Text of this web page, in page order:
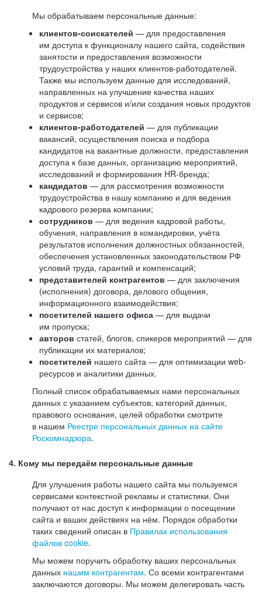
Мы обрабатываем персональные данные:
клиентов-соискателей — для предоставления
им доступа к функционалу нашего сайта, содействия
занятости и предоставления возможности
трудоустройства у наших клиентов-работодателей.
Также мы используем данные для исследований,
направленных на улучшение качества наших
продуктов и сервисов и/или создания новых продуктов
и сервисов;
клиентов-работодателей — для публикации
вакансий, осуществления поиска и подбора
кандидатов на вакантные должности, предоставления
доступа к базе данных, организацию мероприятий,
исследований и формирования HR-бренда;
кандидатов — для рассмотрения возможности
трудоустройства в нашу компанию и для ведения
кадрового резерва компании;
сотрудников — для ведения кадровой работы,
обучения, направления в командировки, учёта
результатов исполнения должностных обязанностей,
обеспечения установленных законодательством РФ
условий труда, гарантий и компенсаций;
представителей контрагентов — для заключения
(исполнения) договора, делового общения,
информационного взаимодействия;
посетителей нашего офиса — для выдачи
им пропуска;
авторов статей, блогов, спикеров мероприятий — для
публикации их материалов;
посетителей нашего сайта — для оптимизации web-
ресурсов и аналитики данных.
Полный список обрабатываемых нами персональных
данных с указанием субъектов, категорий данных,
правового основания, целей обработки смотрите
в нашем Реестре персональных данных на сайте
Роскомнадзора.
4. Кому мы передаём персональные данные
Для улучшения работы нашего сайта мы пользуемся
сервисами контекстной рекламы и статистики. Они
получают от нас доступ к информации о посещении
сайта и ваших действиях на нём. Порядок обработки
таких сведений описан в Правилах использования
файлов cookie.
Мы можем поручить обработку ваших персональных
данных нашим контрагентам. Со всеми контрагентами
заключаются договоры. Мы можем делегировать часть